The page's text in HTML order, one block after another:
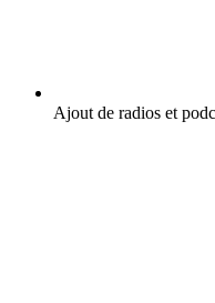
Ajout de radios et